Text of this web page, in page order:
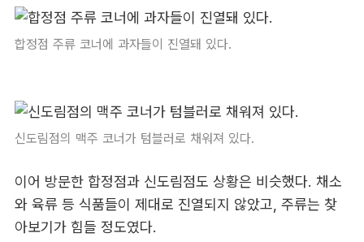
합정점 주류 코너에 과자들이 진열돼 있다.
신도림점의 맥주 코너가 텀블러로 채워져 있다.
이어 방문한 합정점과 신도림점도 상황은 비슷했다. 채소
와 육류 등 식품들이 제대로 진열되지 않았고, 주류는 찾
아보기가 힘들 정도였다.